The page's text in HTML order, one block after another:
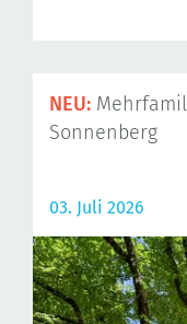
NEU:
Sonnenberg
03. Juli 2026